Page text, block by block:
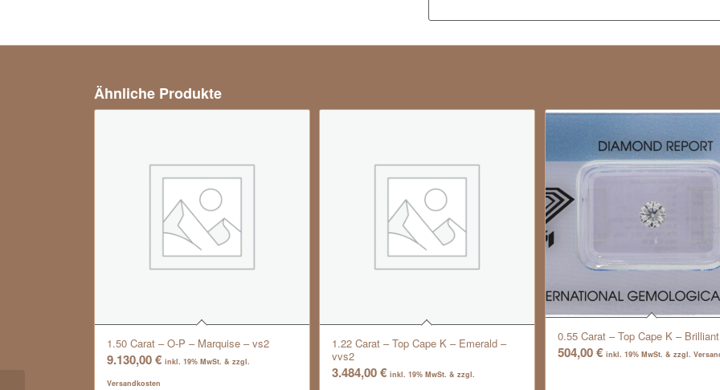
Ähnliche Produkte
1.50 Carat – O-P – Marquise – vs2
9.130,00€ inkl. 19% MwSt. & zzgl.
Versandkosten
1.22 Carat – Top Cape K – Emerald –
vvs2
3.484,00€ inkl. 19% MwSt. & zzgl.
0.55 Carat – Top Cape K –
504,00€ inkl. 19% MwSt. & zzgl.